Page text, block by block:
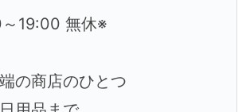
19:00 無休※
の商店のひとつ